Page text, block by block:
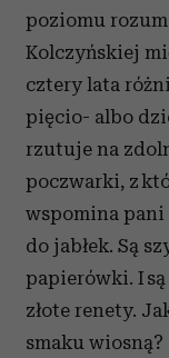
poziomu
Kolczyńskiej
cztery lata
pięcio- albo
rzutuje na
poczwarki, z
wspomina pani
do jabłek. Są
papierówki. I
złote renety.
smaku wiosną?